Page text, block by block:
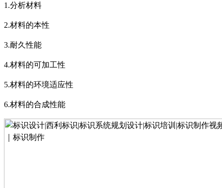
1.分析材料
2.材料的本性
3.耐久性能
4.材料的可加工性
5.材料的环境适应性
6.材料的合成性能